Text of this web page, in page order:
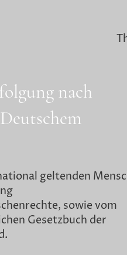
nach
geltenden
sowie vom
Gesetzbuch der